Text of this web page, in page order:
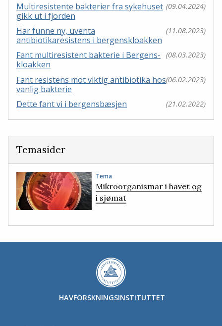
(09.04.2024)
Multiresistente bakterier fra sykehuset
gikk ut i fjorden
(11.08.2023)
Har funne ny, uventa
antibiotikaresistens i bergenskloakken
(08.03.2023)
Fant multiresistent bakterie i Bergens-
kloakken
(06.02.2023)
Fant resistens mot viktig antibiotika hos
vanlig bakterie
(21.02.2022)
Dette fant vi i bergensbæsjen
Temasider
Tema
Mikroorganismar i havet og
i sjømat
HAVFORSKNINGSINSTITUTTET